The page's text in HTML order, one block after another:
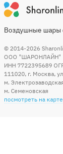
Воздушные шары
© 2014-2026
ООО "ШАРОНЛАЙН"
ИНН 7722395689
111020, г. Москва,
м.
м. Семеновская
посмотреть на карте